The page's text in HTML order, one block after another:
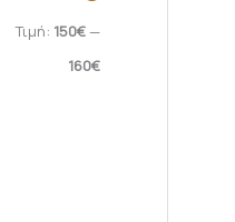
Τιμή: 150€—
160€